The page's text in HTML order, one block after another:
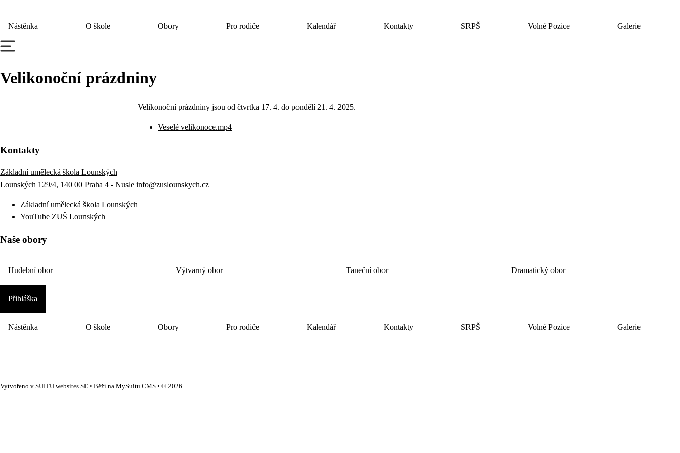
Nástěnka O škole Obory Pro rodiče Kalendář Kontakty SRPŠ Volné Pozice Galerie
Velikonoční prázdniny
Velikonoční prázdniny jsou od čtvrtka 17. 4. do pondělí 21. 4. 2025.
Veselé velikonoce.mp4
Kontakty
Základní umělecká škola Lounských
Lounských 129/4, 140 00 Praha 4 - Nusle info@zuslounskych.cz
Základní umělecká škola Lounských
YouTube ZUŠ Lounských
Naše obory
Hudební obor Výtvarný obor Taneční obor Dramatický obor
Přihláška
Nástěnka O škole Obory Pro rodiče Kalendář Kontakty SRPŠ Volné Pozice Galerie
Vytvořeno v SUITU websites SE • Běží na MySuitu CMS • © 2026